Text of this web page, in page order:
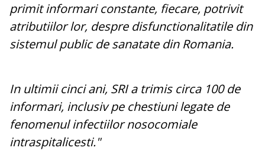
primit informari constante, fiecare, potrivit
atributiilor lor, despre disfunctionalitatile din
sistemul public de sanatate din Romania.
In ultimii cinci ani, SRI a trimis circa 100 de
informari, inclusiv pe chestiuni legate de
fenomenul infectiilor nosocomiale
intraspitalicesti."